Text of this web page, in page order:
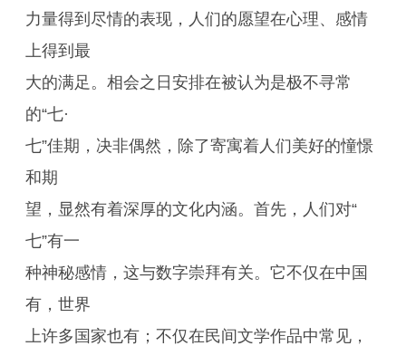
力量得到尽情的表现，人们的愿望在心理、感情
上得到最
大的满足。相会之日安排在被认为是极不寻常
的“七·
七”佳期，决非偶然，除了寄寓着人们美好的憧憬
和期
望，显然有着深厚的文化内涵。首先，人们对“
七”有一
种神秘感情，这与数字崇拜有关。它不仅在中国
有，世界
上许多国家也有；不仅在民间文学作品中常见，